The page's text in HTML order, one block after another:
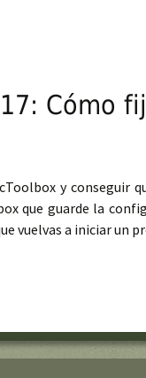
Cómo
y conseguir
que guarde la
vuelvas a iniciar